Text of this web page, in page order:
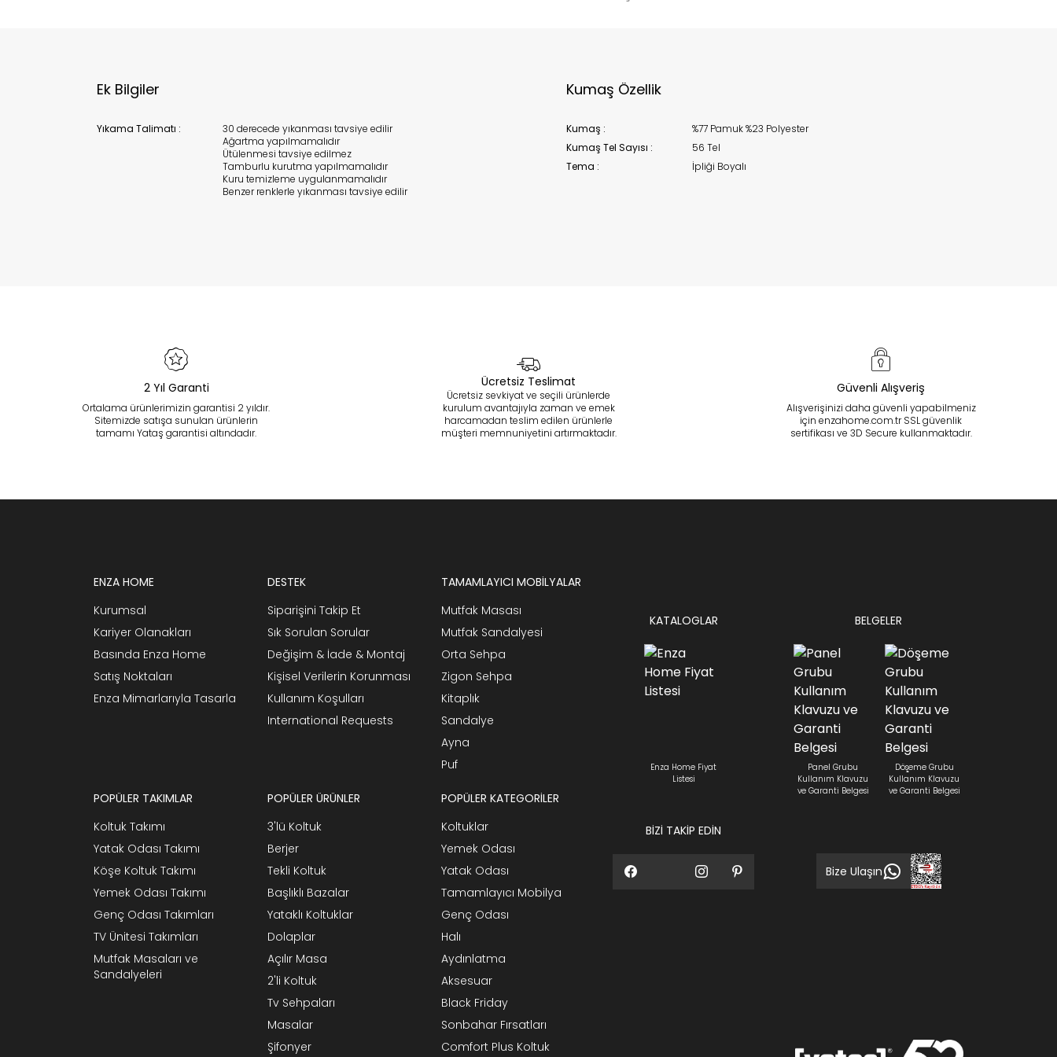
Ek Bilgiler
Yıkama Talimatı :
30 derecede yıkanması tavsiye edilir
Ağartma yapılmamalıdır
Ütülenmesi tavsiye edilmez
Tamburlu kurutma yapılmamalıdır
Kuru temizleme uygulanmamalıdır
Benzer renklerle yıkanması tavsiye edilir
Kumaş Özellik
Kumaş :
%77 Pamuk %23 Polyester
Kumaş Tel Sayısı :
56 Tel
Tema :
İpliği Boyalı
2 Yıl Garanti
Ortalama ürünlerimizin garantisi 2 yıldır.
Sitemizde satışa sunulan ürünlerin
tamamı Yataş garantisi altındadır.
Ücretsiz Teslimat
Ücretsiz sevkiyat ve seçili ürünlerde
kurulum avantajıyla zaman ve emek
harcamadan teslim edilen ürünlerle
müşteri memnuniyetini artırmaktadır.
Güvenli Alışveriş
Alışverişinizi daha güvenli yapabilmeniz
için enzahome.com.tr SSL güvenlik
sertifikası ve 3D Secure kullanmaktadır.
ENZA HOME
Kurumsal
Kariyer Olanakları
Basında Enza Home
Satış Noktaları
Enza Mimarlarıyla Tasarla
DESTEK
Siparişini Takip Et
Sık Sorulan Sorular
Değişim & İade & Montaj
Kişisel Verilerin Korunması
Kullanım Koşulları
International Requests
TAMAMLAYICI MOBİLYALAR
Mutfak Masası
Mutfak Sandalyesi
Orta Sehpa
Zigon Sehpa
Kitaplık
Sandalye
Ayna
Puf
POPÜLER TAKIMLAR
Koltuk Takımı
Yatak Odası Takımı
Köşe Koltuk Takımı
Yemek Odası Takımı
Genç Odası Takımları
TV Ünitesi Takımları
Mutfak Masaları ve
Sandalyeleri
POPÜLER ÜRÜNLER
3'lü Koltuk
Berjer
Tekli Koltuk
Başlıklı Bazalar
Yataklı Koltuklar
Dolaplar
Açılır Masa
2'li Koltuk
Tv Sehpaları
Masalar
Şifonyer
POPÜLER KATEGORİLER
Koltuklar
Yemek Odası
Yatak Odası
Tamamlayıcı Mobilya
Genç Odası
Halı
Aydınlatma
Aksesuar
Black Friday
Sonbahar Fırsatları
Comfort Plus Koltuk
KATALOGLAR
Enza Home Fiyat
Listesi
BİZİ TAKİP EDİN
BELGELER
Panel Grubu
Kullanım Klavuzu
ve Garanti Belgesi
Döşeme Grubu
Kullanım Klavuzu
ve Garanti Belgesi
Bize Ulaşın